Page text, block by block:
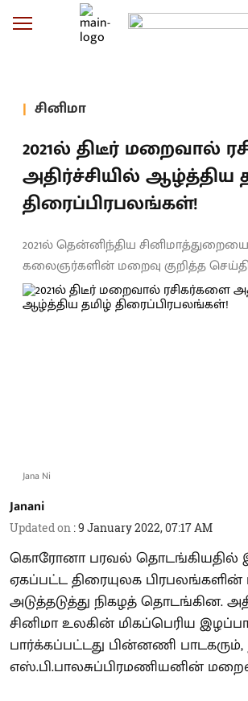
சினிமா
2021ல் திடீர் மறைவால்
அதிர்ச்சியில் ஆழ்த்திய
திரைப்பிரபலங்கள்!
2021ல் தென்னிந்திய
கலைஞர்களின் மறைவு குறித்த
Jana Ni
Janani
Updated on :9 January 2022, 07:17 AM
கொரோனா பரவல் தொடங்கியதில்
ஏகப்பட்ட திரையுலக
அடுத்தடுத்து நிகழத் தொடங்கின.
சினிமா உலகின் மிகப்பெரிய
பார்க்கப்பட்டது பின்னணி பாடகரும்,
எஸ்.பி.பாலசுப்பிரமணியனின்